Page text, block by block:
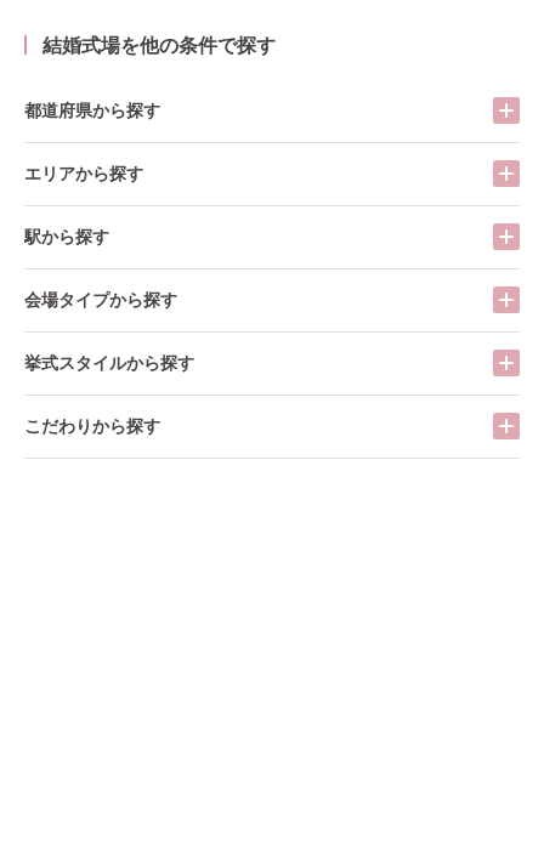
結婚式場を他の条件で探す
都道府県から探す
エリアから探す
駅から探す
会場タイプから探す
挙式スタイルから探す
こだわりから探す